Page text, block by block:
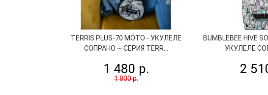
TERRIS PLUS-70 MOTO - УКУЛЕЛЕ
СОПРАНО ~ СЕРИЯ TERR...
1 480 р.
1 800 р.
BUMBLEBEE HIVE
УКУЛЕЛЕ
2